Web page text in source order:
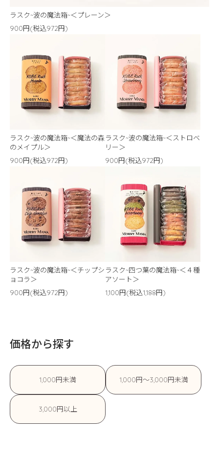
ラスク~波の魔法箱~＜プレーン＞
900円(税込972円)
ラスク~波の魔法箱~＜魔法の森
のメイプル＞
900円(税込972円)
ラスク~波の魔法箱~＜ストロベ
リー＞
900円(税込972円)
ラスク~波の魔法箱~＜チップシ
ョコラ＞
900円(税込972円)
ラスク~四つ葉の魔法箱~＜４種
アソート＞
1,100円(税込1,188円)
価格から探す
1,000円未満 1,000円〜3,000円未満
3,000円以上